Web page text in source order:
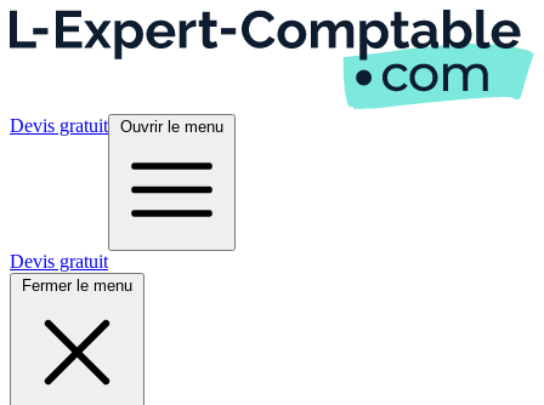
Devis gratuit Ouvrir le menu
Devis gratuit
Fermer le menu